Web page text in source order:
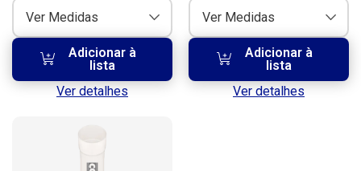
Ver Medidas
Adicionar à
lista
Ver detalhes
Ver Medidas
Adicionar à
lista
Ver detalhes